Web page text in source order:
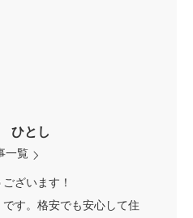
ひとし
一覧
ざいます！
す。格安でも安心して住